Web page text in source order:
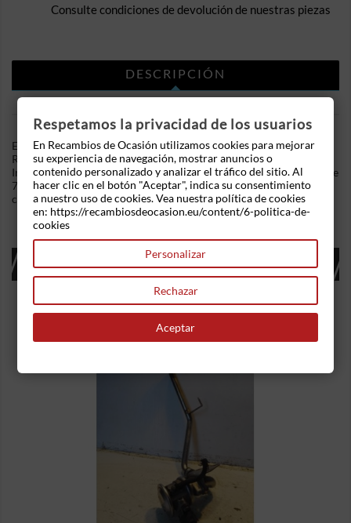
Consulte condiciones de devolución de nuestras piezas
DESCRIPCIÓN
DETALLES DEL PRODUCTO
En Recambios de Ocasion disponemos de Retrovisor izquierdo
Renault Laguna II 1.8 16 V (BG06, BG0M) (116 cv) .Referencia
Interna: 03070815251735. Regulacion electrica con conector de
7 pines. Ademas, disponemos de mas recambios, si tiene
cualquier duda consultenos.
16 OTROS PRODUCTOS EN LA MISMA
CATEGORÍA:
Respetamos la privacidad de los usuarios
En Recambios de Ocasión utilizamos cookies para mejorar
su experiencia de navegación, mostrar anuncios o
contenido personalizado y analizar el tráfico del sitio. Al
hacer clic en el botón "Aceptar", indica su consentimiento
a nuestro uso de cookies. Vea nuestra política de cookies
en: https://recambiosdeocasion.eu/content/6-politica-de-
cookies
Personalizar
Rechazar
Aceptar